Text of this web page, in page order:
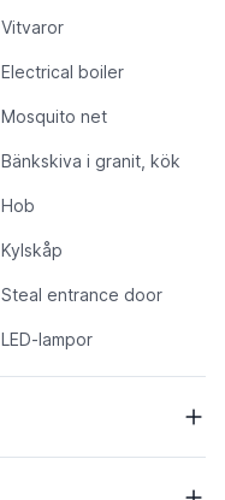
Vitvaror
Electrical boiler
Mosquito net
Bänkskiva i granit, kök
Hob
Kylskåp
Steal entrance door
LED-lampor